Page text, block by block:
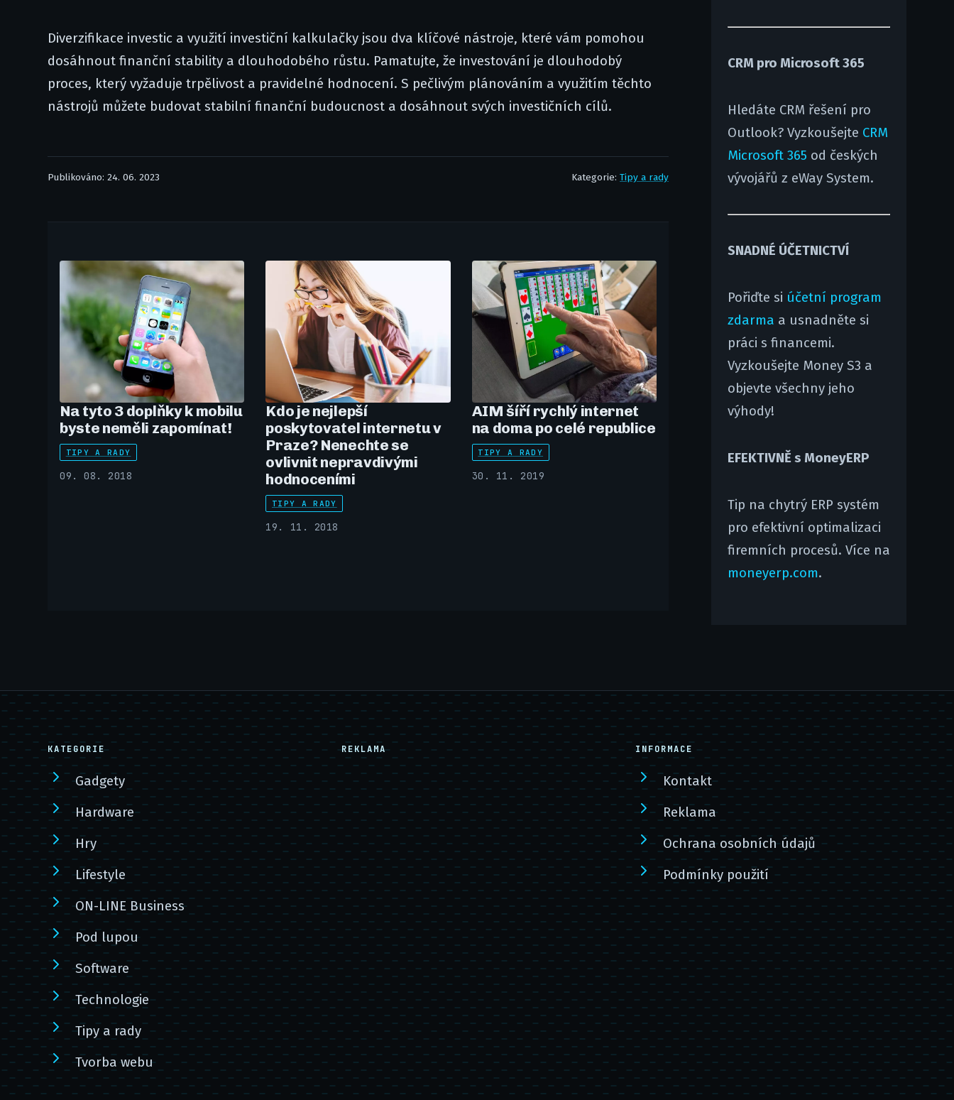
Diverzifikace investic a využití investiční kalkulačky jsou dva klíčové nástroje, které vám pomohou
dosáhnout finanční stability a dlouhodobého růstu. Pamatujte, že investování je dlouhodobý
proces, který vyžaduje trpělivost a pravidelné hodnocení. S pečlivým plánováním a využitím těchto
nástrojů můžete budovat stabilní finanční budoucnost a dosáhnout svých investičních cílů.
Publikováno: 24. 06. 2023 Kategorie: Tipy a rady
Na tyto 3 doplňky k mobilu
byste neměli zapomínat!
TIPY A RADY
09. 08. 2018
Kdo je nejlepší
poskytovatel internetu v
Praze? Nenechte se
ovlivnit nepravdivými
hodnoceními
TIPY A RADY
19. 11. 2018
AIM šíří rychlý internet
na doma po celé republice
TIPY A RADY
30. 11. 2019
CRM pro Microsoft 365
Hledáte CRM řešení pro
Outlook? Vyzkoušejte CRM
Microsoft 365 od českých
vývojářů z eWay System.
SNADNÉ ÚČETNICTVÍ
Pořiďte si účetní program
zdarma a usnadněte si
práci s financemi.
Vyzkoušejte Money S3 a
objevte všechny jeho
výhody!
EFEKTIVNĚ s MoneyERP
Tip na chytrý ERP systém
pro efektivní optimalizaci
firemních procesů. Více na
moneyerp.com.
KATEGORIE
Gadgety
Hardware
Hry
Lifestyle
ON-LINE Business
Pod lupou
Software
Technologie
Tipy a rady
Tvorba webu
REKLAMA INFORMACE
Kontakt
Reklama
Ochrana osobních údajů
Podmínky použití